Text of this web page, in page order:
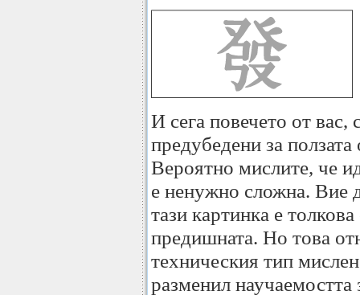
И сега повечето от вас,
предубедени за
Вероятно мислите, че
е ненужно сложна. Вие
тази картинка е
предишната. Но това
техническия тип
разменил